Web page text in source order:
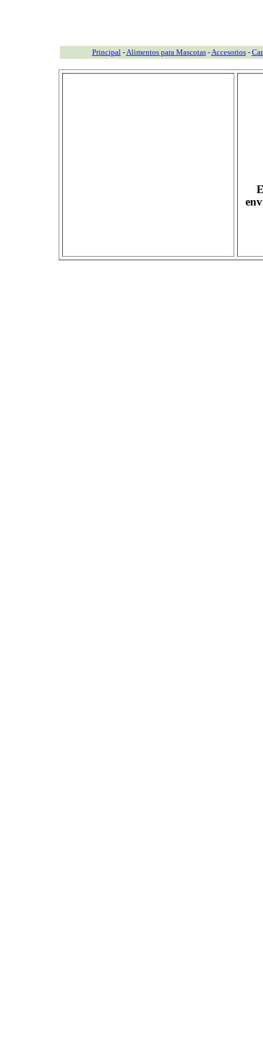
Principal-Alimentos para Mascotas-Accesorios-